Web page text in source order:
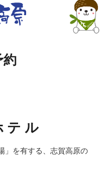
約
テル
」を有する、志賀高原の